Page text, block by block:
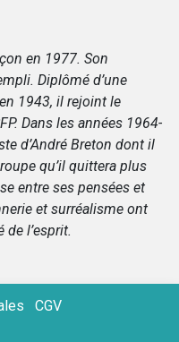
en 1977. Son
Diplômé d’une
1943, il rejoint le
Dans les années 1964-
d’André Breton dont il
qu’il quittera plus
entre ses pensées et
et surréalisme ont
l’esprit.
CGV